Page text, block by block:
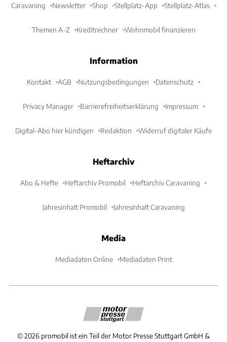
Caravaning Newsletter Shop Stellplatz-App Stellplatz-Atlas
Themen A-Z Kreditrechner Wohnmobil finanzieren
Information
Kontakt AGB Nutzungsbedingungen Datenschutz
Privacy Manager Barrierefreiheitserklärung Impressum
Digital-Abo hier kündigen Redaktion Widerruf digitaler Käufe
Heftarchiv
Abo & Hefte Heftarchiv Promobil Heftarchiv Caravaning
Jahresinhalt Promobil Jahresinhalt Caravaning
Media
Mediadaten Online Mediadaten Print
©2026 promobil ist ein Teil der Motor Presse Stuttgart GmbH &